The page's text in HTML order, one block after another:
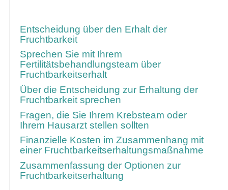
Entscheidung über den Erhalt der
Fruchtbarkeit
Sprechen Sie mit Ihrem
Fertilitätsbehandlungsteam über
Fruchtbarkeitserhalt
Über die Entscheidung zur Erhaltung der
Fruchtbarkeit sprechen
Fragen, die Sie Ihrem Krebsteam oder
Ihrem Hausarzt stellen sollten
Finanzielle Kosten im Zusammenhang mit
einer Fruchtbarkeitserhaltungsmaßnahme
Zusammenfassung der Optionen zur
Fruchtbarkeitserhaltung